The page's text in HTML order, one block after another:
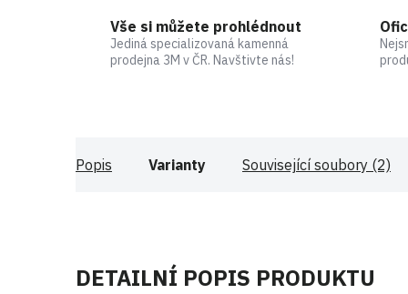
Vše si můžete prohlédnout
Jediná specializovaná kamenná
prodejna 3M v ČR. Navštivte nás!
Varianty
Popis Související soubory (2)
DETAILNÍ POPIS PRODUKTU